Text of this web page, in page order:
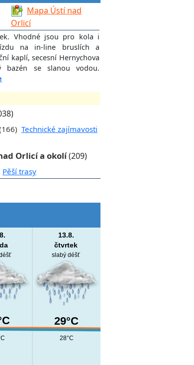
Mapa Ústí nad
Orlicí
Vhodné jsou pro kola i
na in-line bruslích a
kaplí, secesní Hernychova
bazén se slanou vodou.
Technické zajímavosti
Orlicí a okolí(209)
Pěší trasy
29°C
28°C
13.8.
čtvrtek
slabý déšť